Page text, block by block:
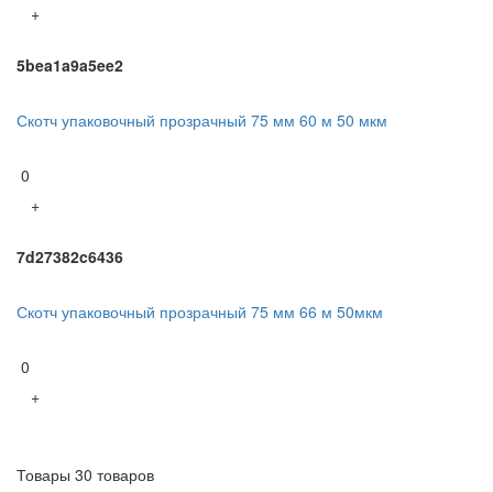
+
5bea1a9a5ee2
Скотч упаковочный прозрачный 75 мм 60 м 50 мкм
0
+
7d27382c6436
Скотч упаковочный прозрачный 75 мм 66 м 50мкм
0
+
Товары 30 товаров